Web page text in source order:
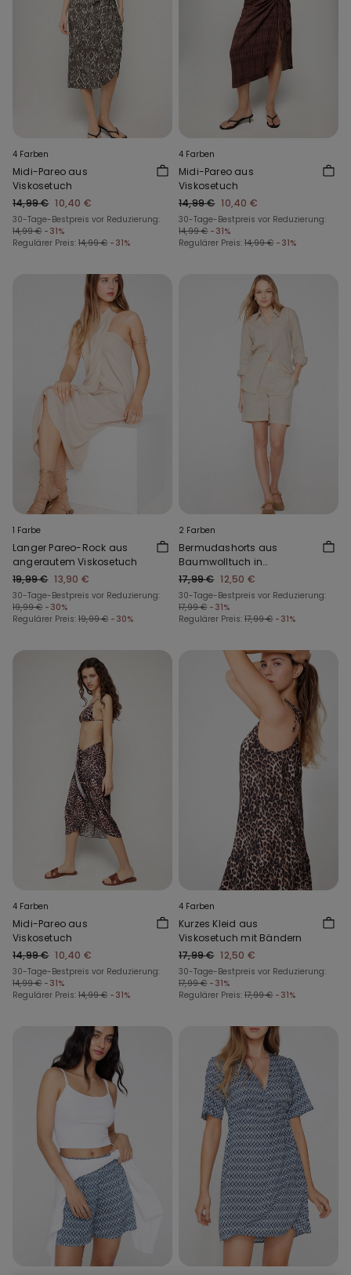
4 Farben
Midi-Pareo aus
Viskosetuch
14,99 € 10,40 €
30-Tage-Bestpreis vor Reduzierung:
14,99 € -31%
Regulärer Preis: 14,99 € -31%
4 Farben
Midi-Pareo aus
Viskosetuch
14,99 € 10,40 €
30-Tage-Bestpreis vor Reduzierung:
14,99 € -31%
Regulärer Preis: 14,99 € -31%
1 Farbe
Langer Pareo-Rock aus
angerautem Viskosetuch
19,99 € 13,90 €
30-Tage-Bestpreis vor Reduzierung:
19,99 € -30%
Regulärer Preis: 19,99 € -30%
2 Farben
Bermudashorts aus
Baumwolltuch in
Leinenoptik
17,99 € 12,50 €
30-Tage-Bestpreis vor Reduzierung:
17,99 € -31%
Regulärer Preis: 17,99 € -31%
4 Farben
Midi-Pareo aus
Viskosetuch
14,99 € 10,40 €
30-Tage-Bestpreis vor Reduzierung:
14,99 € -31%
Regulärer Preis: 14,99 € -31%
4 Farben
Kurzes Kleid aus
Viskosetuch mit Bändern
17,99 € 12,50 €
30-Tage-Bestpreis vor Reduzierung:
17,99 € -31%
Regulärer Preis: 17,99 € -31%